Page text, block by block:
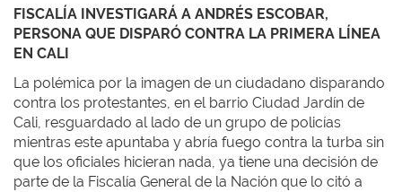
FISCALÍA INVESTIGARÁ A ANDRÉS ESCOBAR,
PERSONA QUE DISPARÓ CONTRA LA PRIMERA LÍNEA
EN CALI
La polémica por la imagen de un ciudadano disparando
contra los protestantes, en el barrio Ciudad Jardín de
Cali, resguardado al lado de un grupo de policías
mientras este apuntaba y abría fuego contra la turba sin
que los oficiales hicieran nada, ya tiene una decisión de
parte de la Fiscalía General de la Nación que lo citó a